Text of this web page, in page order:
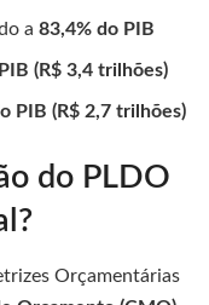
a83,4% do PIB
(R$ 3,4 trilhões)
PIB (R$ 2,7 trilhões)
do PLDO
Orçamentárias